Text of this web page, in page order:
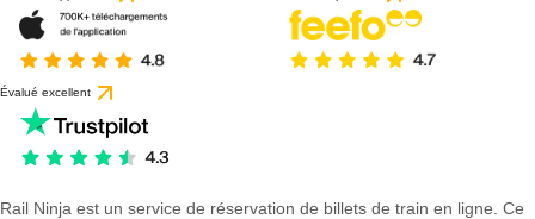
Évalué excellent
Rail Ninja est un service de réservation de billets de train en ligne. Ce